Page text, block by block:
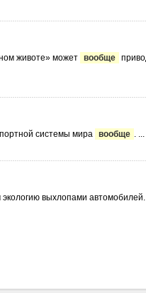
животе» может вообще
системы мира вообще . ...
экологию выхлопами